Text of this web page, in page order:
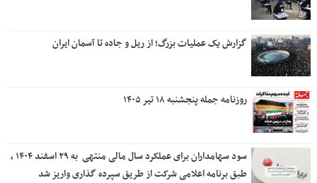
گزارش یک عملیات بزرگ؛ از ریل و جاده تا آسمان ایران
روزنامه جمله پنجشنبه ۱۸ تیر ۱۴۰۵
سود سهامداران برای عملکرد سال مالی منتهی ‌ به ۲۹ اسفند ۱۴۰۴ ،
طبق برنامه اعلامی شرکت از طریق سپرده گذاری واریز شد